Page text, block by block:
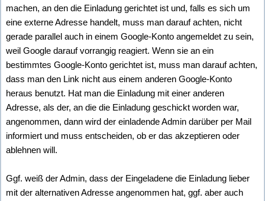
machen, an den die Einladung gerichtet ist und, falls es sich um
eine externe Adresse handelt, muss man darauf achten, nicht
gerade parallel auch in einem Google-Konto angemeldet zu sein,
weil Google darauf vorrangig reagiert. Wenn sie an ein
bestimmtes Google-Konto gerichtet ist, muss man darauf achten,
dass man den Link nicht aus einem anderen Google-Konto
heraus benutzt. Hat man die Einladung mit einer anderen
Adresse, als der, an die die Einladung geschickt worden war,
angenommen, dann wird der einladende Admin darüber per Mail
informiert und muss entscheiden, ob er das akzeptieren oder
ablehnen will.
Ggf. weiß der Admin, dass der Eingeladene die Einladung lieber
mit der alternativen Adresse angenommen hat, ggf. aber auch